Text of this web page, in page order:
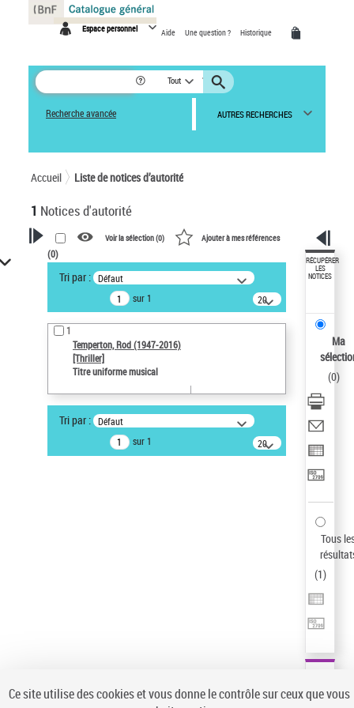
Espace personnel Aide Une question ? Historique
Tout
Recherche avancée AUTRES RECHERCHES
Accueil Liste de notices d’autorité
1 Notices d'autorité
VOTRE RECHERCHE
Recherche avancée dans les
notices d’autorité
Œuvres liées à l'auteur :
Temperton, Rod (1947-2016)
Auteur d’œuvre
Statut de la notice d’autorité
Notice élémentaire
Type de notice d'autorité
Voir la sélection (0) Ajouter à mes références
(0)
Tri par : Défaut
sur 1
20
résultats/page
1
Temperton, Rod (1947-2016)
[Thriller]
Titre uniforme musical
Tri par : Défaut
sur 1
20
résultats/page
RÉCUPÉRER
LES
NOTICES
Ma
(0)
Tous
(1)
Panneau de gestion des cookies
Ce site utilise des cookies et vous donne le contrôle sur ceux que vous